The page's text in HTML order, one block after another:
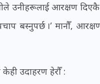
उनीहरूलाई आरक्षण
बस्नुपर्छ ।’ मानौँ,
उदाहरण हेरौँ :